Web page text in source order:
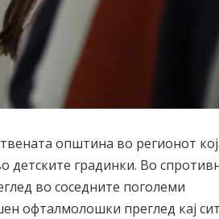
општина во регионот
детските градинки. Во
во соседните поголеми
офталмолошки преглед кај